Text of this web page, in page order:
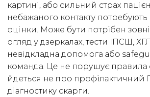
картині, або сильний страх
небажаного контакту
оцінки. Може бути потрібен
огляд у дзеркалах, тести ІПСШ,
невідкладна допомога або
команда. Це не порушує правила
йдеться не про профілактичний
діагностику скарги.